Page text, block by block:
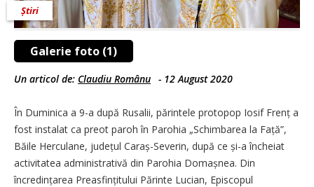
Galerie foto (1)
Știri
Un articol de: Claudiu Românu - 12 August 2020
În Duminica a 9-a după Rusalii, părintele protopop Iosif Frenț a
fost instalat ca preot paroh în Parohia „Schimbarea la Față”,
Băile Herculane, județul Caraș-Severin, după ce și-a încheiat
activitatea administrativă din Parohia Domașnea. Din
încredințarea Preasfințitului Părinte Lucian, Episcopul